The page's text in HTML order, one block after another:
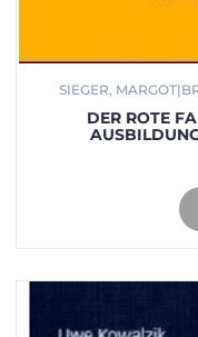
SIEGER,
DER ROTE
IN